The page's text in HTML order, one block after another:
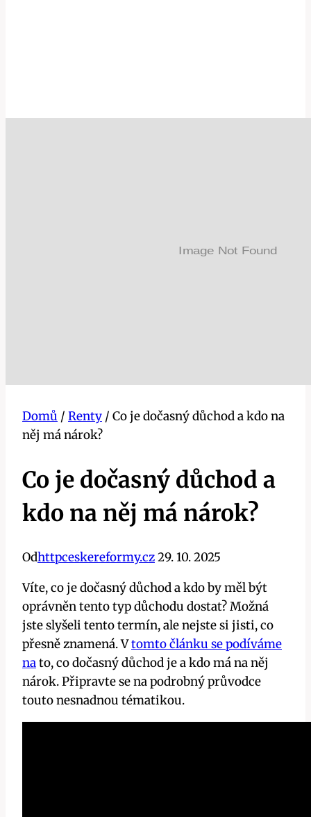
Domů / Renty / Co je dočasný důchod a kdo na
něj má nárok?
Co je dočasný důchod a
kdo na něj má nárok?
Odhttpceskereformy.cz29. 10. 2025
Víte, co je dočasný důchod a kdo by měl být
oprávněn tento typ důchodu dostat? Možná
jste slyšeli tento termín, ale nejste si jisti, co
přesně znamená. Vtomto článku se podíváme
nato, co dočasný důchod je a kdo má na něj
nárok. Připravte se na podrobný průvodce
touto nesnadnou tématikou.